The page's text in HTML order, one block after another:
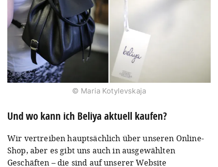
© Maria Kotylevskaja
Und wo kann ich Beliya aktuell kaufen?
Wir vertreiben hauptsächlich über unseren Online-
Shop, aber es gibt uns auch in ausgewählten
Geschäften – die sind auf unserer Website